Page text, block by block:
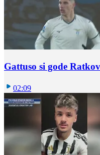
Gattuso si gode Ratkov
02:09